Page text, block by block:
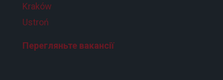
Kraków
Ustroń
Перегляньте вакансії